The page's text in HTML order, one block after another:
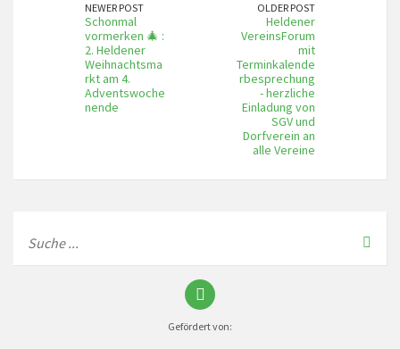
NEWER POST
Schonmal
vormerken 🎄 :
2. Heldener
Weihnachtsma
rkt am 4.
Adventswoche
nende
OLDER POST
Heldener
VereinsForum
mit
Terminkalende
rbesprechung
- herzliche
Einladung von
SGV und
Dorfverein an
alle Vereine
Gefördert von: